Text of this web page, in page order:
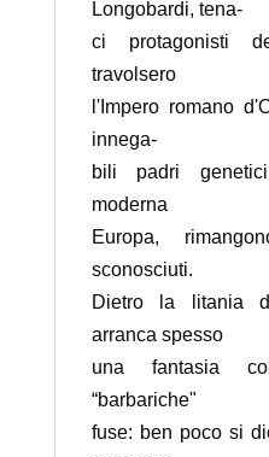
Longobardi, tena-
ci protagonisti
travolsero
l'Impero romano
innega-
bili padri
moderna
Europa,
sconosciuti.
Dietro la litania
arranca spesso
una fantasia
“barbariche"
fuse: ben poco si